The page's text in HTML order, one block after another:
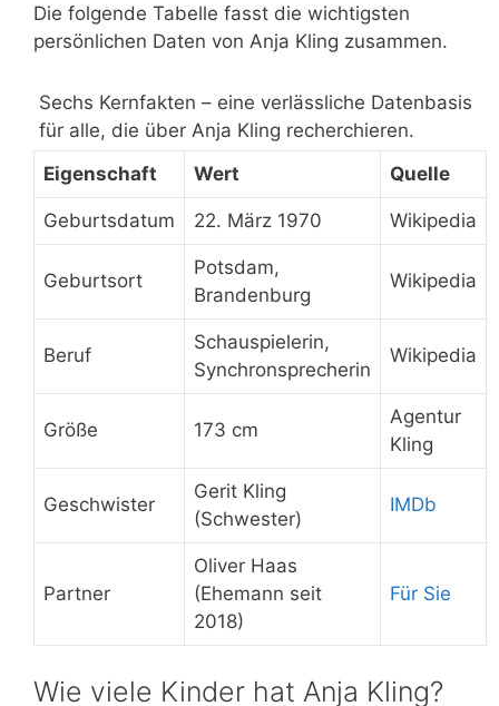
Die folgende Tabelle fasst die wichtigsten
persönlichen Daten von Anja Kling zusammen.
Sechs Kernfakten – eine verlässliche Datenbasis
für alle, die über Anja Kling recherchieren.
Eigenschaft
Wert Quelle
Geburtsdatum 22. März 1970 Wikipedia
Geburtsort
Potsdam,
Brandenburg
Wikipedia
Beruf
Schauspielerin,
Synchronsprecherin
Wikipedia
Größe 173 cm
Agentur
Kling
Geschwister
Gerit Kling
(Schwester)
IMDb
Partner
Oliver Haas
(Ehemann seit
2018)
Für Sie
Wie viele Kinder hat Anja Kling?